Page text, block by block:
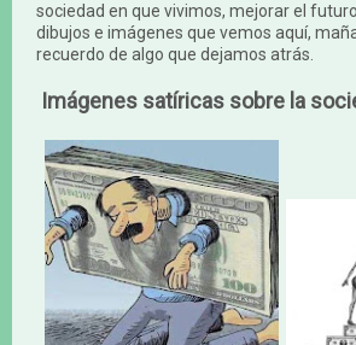
sociedad en que vivimos, mejorar el
dibujos e imágenes que vemos aquí,
recuerdo de algo que dejamos atrás.
Imágenes satíricas sobre la